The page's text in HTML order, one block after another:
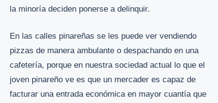
la minoría deciden ponerse a delinquir.
En las calles pinareñas se les puede ver vendiendo
pizzas de manera ambulante o despachando en una
cafetería, porque en nuestra sociedad actual lo que el
joven pinareño ve es que un mercader es capaz de
facturar una entrada económica en mayor cuantía que